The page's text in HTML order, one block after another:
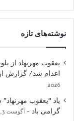
نوشته‌های تازه
یعقوب مهرنهاد از
اعدام شد/ گزارش از
2026
یاد “یعقوب
گرامی باد
آگوست 3, 2026